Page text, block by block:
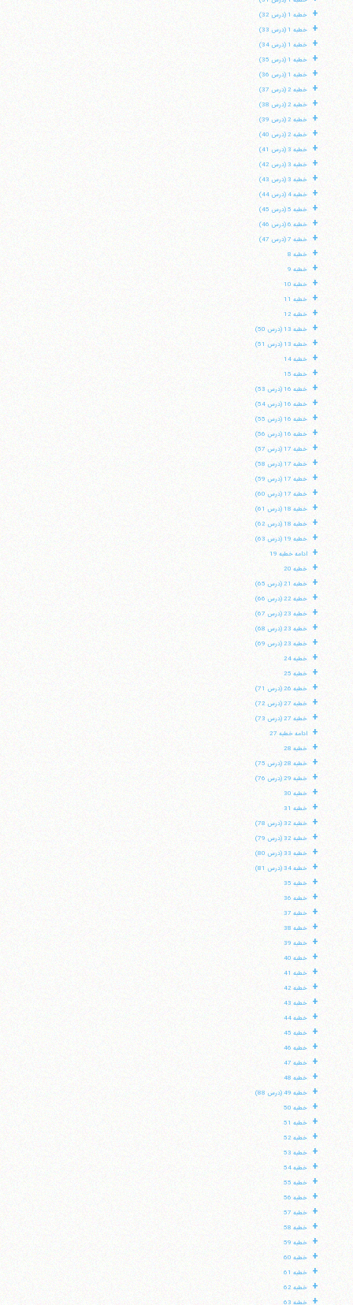
+ خطبه 1 (درس 32)
+ خطبه 1 (درس 33)
+ خطبه 1 (درس 34)
+ خطبه 1 (درس 35)
+ خطبه 1 (درس 36)
+ خطبه 2 (درس 37)
+ خطبه 2 (درس 38)
+ خطبه 2 (درس 39)
+ خطبه 2 (درس 40)
+ خطبه 3 (درس 41)
+ خطبه 3 (درس 42)
+ خطبه 3 (درس 43)
+ خطبه 4 (درس 44)
+ خطبه 5 (درس 45)
+ خطبه 6 (درس 46)
+ خطبه 7 (درس 47)
+ خطبه 8
+ خطبه 9
+ خطبه 10
+ خطبه 11
+ خطبه 12
+ خطبه 13 (درس 50)
+ خطبه 13 (درس 51)
+ خطبه 14
+ خطبه 15
+ خطبه 16 (درس 53)
+ خطبه 16 (درس 54)
+ خطبه 16 (درس 55)
+ خطبه 16 (درس 56)
+ خطبه 17 (درس 57)
+ خطبه 17 (درس 58)
+ خطبه 17 (درس 59)
+ خطبه 17 (درس 60)
+ خطبه 18 (درس 61)
+ خطبه 18 (درس 62)
+ خطبه 19 (درس 63)
+ ادامه خطبه 19
+ خطبه 20
+ خطبه 21 (درس 65)
+ خطبه 22 (درس 66)
+ خطبه 23 (درس 67)
+ خطبه 23 (درس 68)
+ خطبه 23 (درس 69)
+ خطبه 24
+ خطبه 25
+ خطبه 26 (درس 71)
+ خطبه 27 (درس 72)
+ خطبه 27 (درس 73)
+ ادامه خطبه 27
+ خطبه 28
+ خطبه 28 (درس 75)
+ خطبه 29 (درس 76)
+ خطبه 30
+ خطبه 31
+ خطبه 32 (درس 78)
+ خطبه 32 (درس 79)
+ خطبه 33 (درس 80)
+ خطبه 34 (درس 81)
+ خطبه 35
+ خطبه 36
+ خطبه 37
+ خطبه 38
+ خطبه 39
+ خطبه 40
+ خطبه 41
+ خطبه 42
+ خطبه 43
+ خطبه 44
+ خطبه 45
+ خطبه 46
+ خطبه 47
+ خطبه 48
+ خطبه 49 (درس 88)
+ خطبه 50
+ خطبه 51
+ خطبه 52
+ خطبه 53
+ خطبه 54
+ خطبه 55
+ خطبه 56
+ خطبه 57
+ خطبه 58
+ خطبه 59
+ خطبه 60
+ خطبه 61
+ خطبه 62
+ خطبه 63